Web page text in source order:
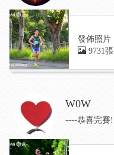
發佈照片
9731張
W0W
----恭喜完賽!